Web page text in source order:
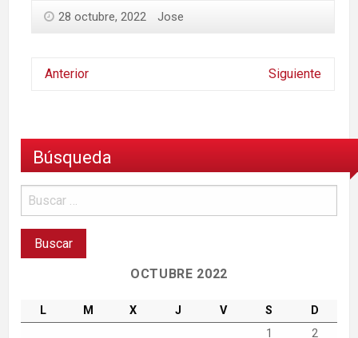
28 octubre, 2022 Jose
Anterior Siguiente
Búsqueda
OCTUBRE 2022
L M X J V S
D
1
2